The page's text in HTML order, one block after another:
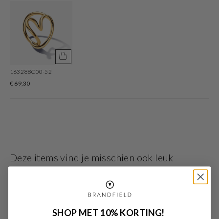
overdag of chique in de avond. En houd je van mixen en matchen? De meeste
sieraden zijn ook verkrijgbaar in setjes.
163288C00-52
€ 69,30
Deze items vind je misschien ook leuk
SHOP MET 10% KORTING!